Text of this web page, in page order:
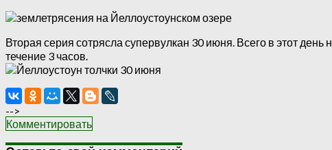
Вторая серия сотрясла супервулкан 30 июня. Всего в этот
течение 3 часов.
-->
Комментировать